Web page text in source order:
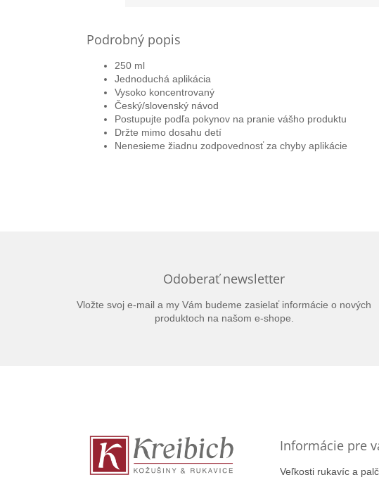
Podrobný popis
250 ml
Jednoduchá aplikácia
Vysoko koncentrovaný
Český/slovenský návod
Postupujte podľa pokynov na pranie vášho produktu
Držte mimo dosahu detí
Nenesieme žiadnu zodpovednosť za chyby aplikácie
Odoberať newsletter
Vložte svoj e-mail a my Vám budeme zasielať informácie o nových
produktoch na našom e-shope.
Informácie pre
Veľkosti rukavíc a